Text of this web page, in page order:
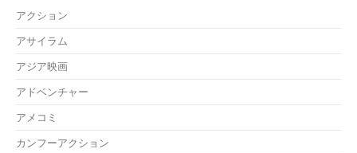
アクション
アサイラム
アジア映画
アドベンチャー
アメコミ
カンフーアクション